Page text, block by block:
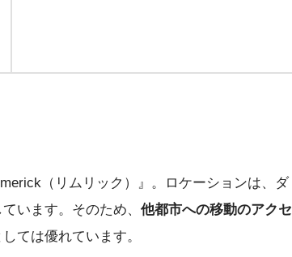
（リムリック）』。ロケーションは、ダ
います。そのため、 他都市への移動のアクセ
ては優れています。